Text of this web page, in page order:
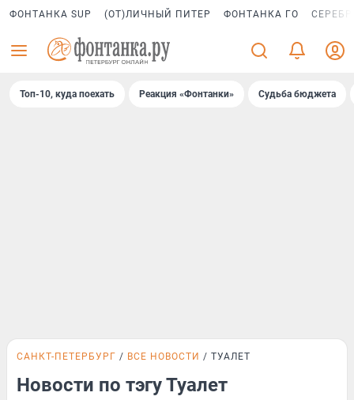
ФОНТАНКА SUP (ОТ)ЛИЧНЫЙ ПИТЕР ФОНТАНКА ГО
Топ-10, куда поехать Реакция «Фонтанки» Судьба бюджета
САНКТ-ПЕТЕРБУРГ ВСЕ НОВОСТИ ТУАЛЕТ
Новости по тэгу Туалет